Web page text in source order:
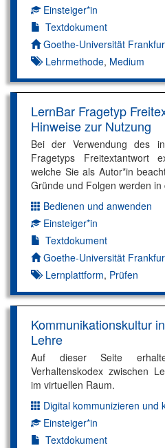
Kompetenzniveau:
Einsteiger*in
Textdokument
Autor*in:
Goethe-Universität
Lehrmethode, Medium
LernBar Fragetyp
Hinweise zur Nutzung
Bei der Verwendung des
Fragetyps Freitextantwort
welche Sie als Autor*in
Gründe und Folgen werden
Dimension:
Bedienen und anwenden
Kompetenzniveau:
Einsteiger*in
Textdokument
Autor*in:
Goethe-Universität
Lernplattform, Prüfen
Kommunikationskultur
Lehre
Auf dieser Seite
Verhaltenskodex zwischen
im virtuellen Raum.
Dimension:
Digital kommunizieren und
Kompetenzniveau:
Einsteiger*in
Textdokument